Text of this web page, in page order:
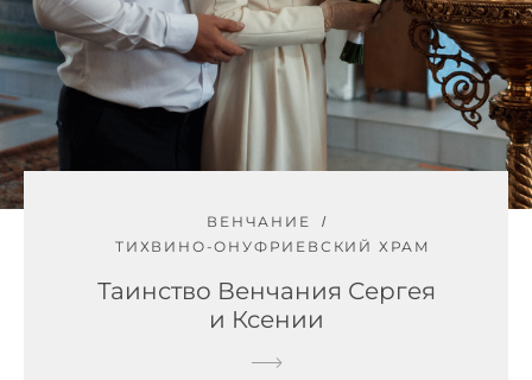
ВЕНЧАНИЕ
ТИХВИНО-ОНУФРИЕВСКИЙ ХРАМ
Таинство Венчания Сергея
и Ксении